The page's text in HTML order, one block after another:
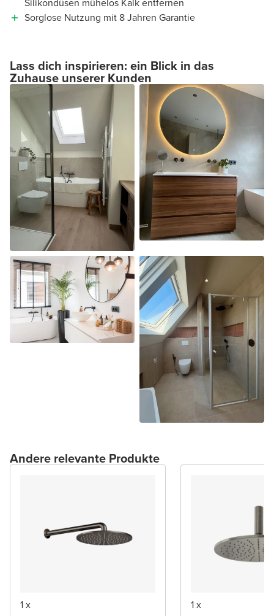
Sorglose Nutzung mit 8 Jahren Garantie
Lass dich inspirieren: ein Blick in das
Zuhause unserer Kunden
Andere relevante Produkte
1 x
1 x